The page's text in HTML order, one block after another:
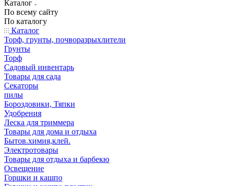
Каталог
По всему сайту
По каталогу
Каталог
Торф, грунты, почворазрыхлители
Грунты
Торф
Садовый инвентарь
Товары для сада
Секаторы
пилы
Бороздовики, Тяпки
Удобрения
Леска для триммера
Товары для дома и отдыха
Бытов.химия,клей.
Электротовары
Товары для отдыха и барбекю
Освещение
Горшки и кашпо